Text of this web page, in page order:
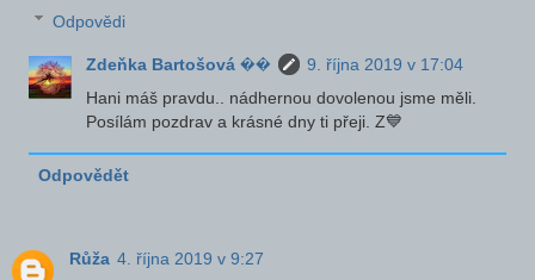
Odpovědi
Zdeňka Bartošová ��
9. října 2019 v 17:04
Hani máš pravdu.. nádhernou dovolenou jsme měli.
Posílám pozdrav a krásné dny ti přeji. Z💙
Odpovědět
Růža 4. října 2019 v 9:27